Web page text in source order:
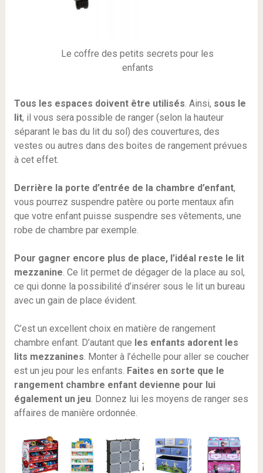
Le coffre des petits secrets pour les
enfants
Tous les espaces doivent être utilisés . Ainsi, sous le
lit, il vous sera possible de ranger (selon la hauteur
séparant le bas du lit du sol) des couvertures, des
vestes ou autres dans des boites de rangement prévues
à cet effet.
Derrière la porte d’entrée de la chambre d’enfant,
vous pourrez suspendre patère ou porte mentaux afin
que votre enfant puisse suspendre ses vêtements, une
robe de chambre par exemple.
Pour gagner encore plus de place, l’idéal reste le lit
mezzanine . Ce lit permet de dégager de la place au sol,
ce qui donne la possibilité d’insérer sous le lit un bureau
avec un gain de place évident.
C’est un excellent choix en matière de rangement
chambre enfant. D’autant que les enfants adorent les
lits mezzanines . Monter à l’échelle pour aller se coucher
est un jeu pour les enfants. Faites en sorte que le
rangement chambre enfant devienne pour lui
également un jeu. Donnez lui les moyens de ranger ses
affaires de manière ordonnée.